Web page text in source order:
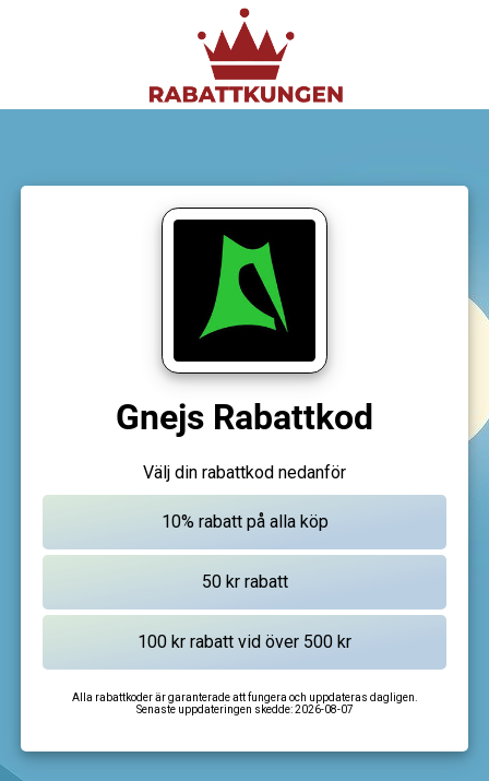
Gnejs Rabattkod
Välj din rabattkod nedanför
Alla rabattkoder är garanterade att fungera och uppdateras dagligen.
Senaste uppdateringen skedde:2026-08-07